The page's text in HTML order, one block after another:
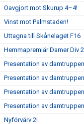
Oavgjort mot Skurup 4–4!
Vinst mot Palmstaden!
Uttagna till Skånelaget F16
Hemmapremiär Damer Div
Presentation av
Presentation av
Presentation av
Presentation av damtruppen
Nyförvärv 2!